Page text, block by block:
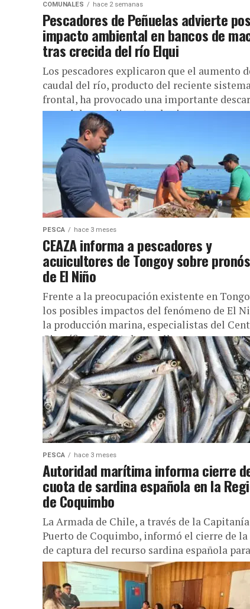
COMUNALES hace 2 semanas
Pescadores de Peñuelas advierte
impacto ambiental en bancos de
tras crecida del río Elqui
Los pescadores explicaron que el aumento
caudal del río, producto del reciente
frontal, ha provocado una importante
agua dulce y sedimentos hacia...
PESCA hace 3 meses
CEAZA informa a pescadores y
acuicultores de Tongoy sobre
de El Niño
Frente a la preocupación existente en
los posibles impactos del fenómeno de El
la producción marina, especialistas del
Científico CEAZA desarrollaron...
PESCA hace 3 meses
Autoridad marítima informa cierre
cuota de sardina española en la
de Coquimbo
La Armada de Chile, a través de la
Puerto de Coquimbo, informó el cierre de
de captura del recurso sardina española